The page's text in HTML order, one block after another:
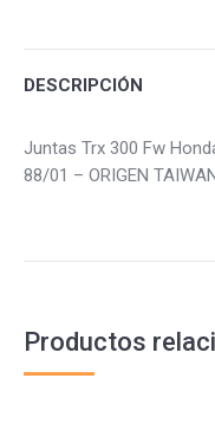
DESCRIPCIÓN
Juntas Trx 300 Fw
88/01 – ORIGEN
Productos